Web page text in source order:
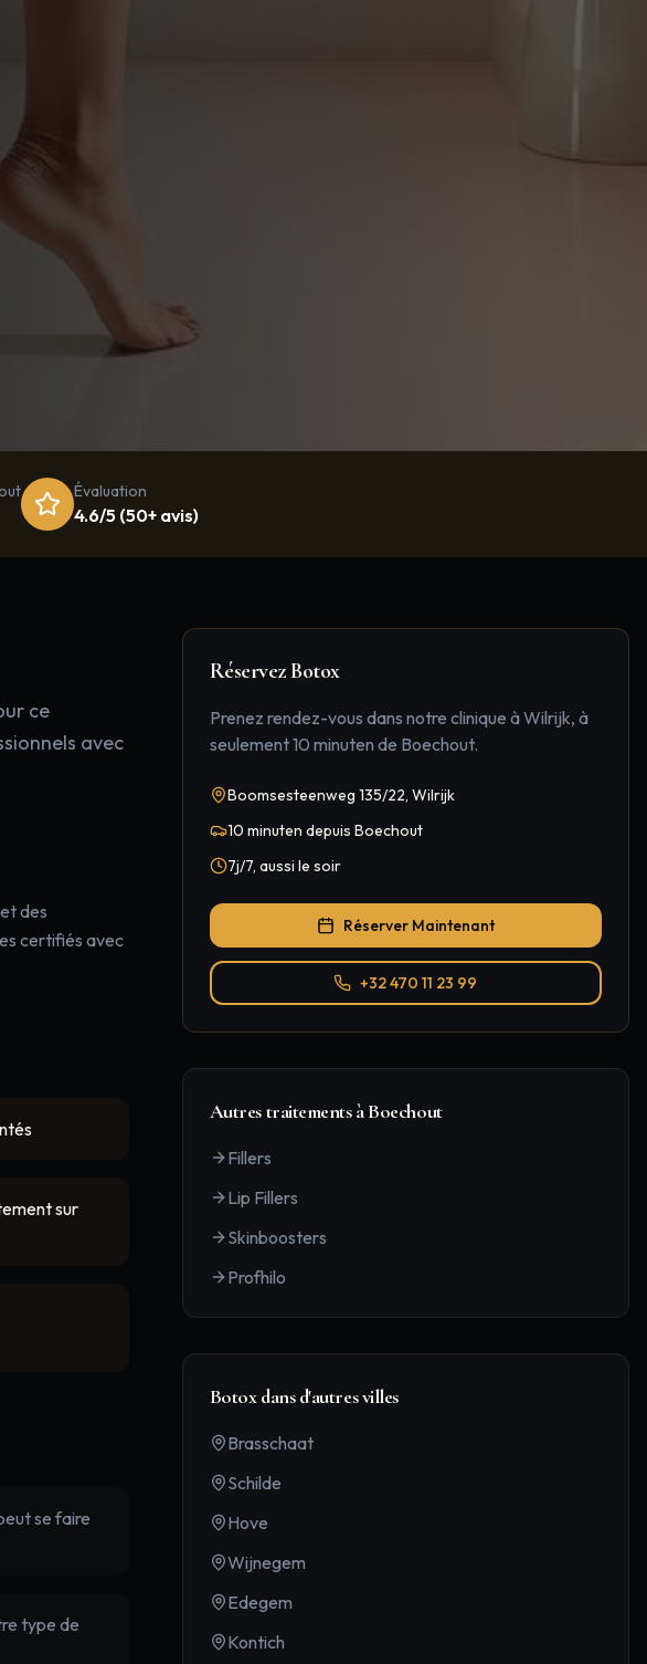
Évaluation
4.6/5 (50+ avis)
ce
avec
des
certifiés avec
sur
se faire
type de
RéservezBotox
Prenez rendez-vous dans notre clinique à Wilrijk, à
seulement10 minuten de Boechout.
Boomsesteenweg 135/22, Wilrijk
10 minuten depuis Boechout
7j/7, aussi le soir
Réserver Maintenant
+32 470 11 23 99
Autres traitements àBoechout
Fillers
Lip Fillers
Skinboosters
Profhilo
Botoxdans d'autres villes
Brasschaat
Schilde
Hove
Wijnegem
Edegem
Kontich